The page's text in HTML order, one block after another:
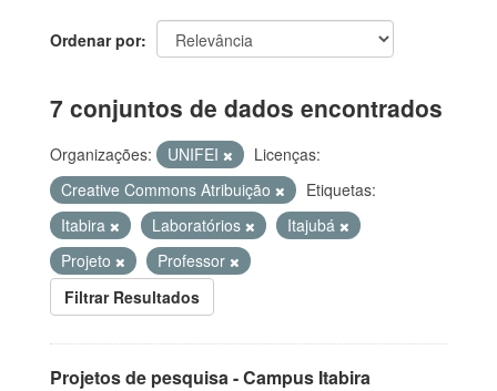
Ordenar por
7 conjuntos de dados encontrados
Organizações: UNIFEI
Licenças:
Creative Commons Atribuição
Etiquetas:
Itabira
Laboratórios
Itajubá
Projeto
Professor
Filtrar Resultados
Projetos de pesquisa - Campus Itabira